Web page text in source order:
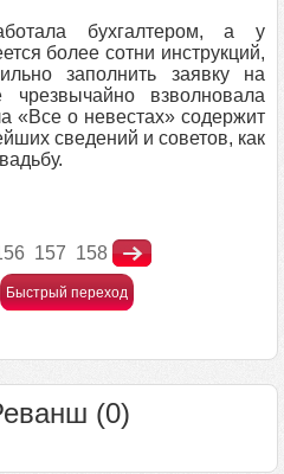
бухгалтером, а у
более сотни инструкций,
заполнить заявку на
взволновала
«Все о невестах» содержит
сведений и советов, как
157 158
Быстрый переход
(0)